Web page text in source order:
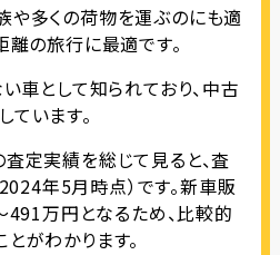
や多くの荷物を運ぶのにも適
離の旅行に最適です。
車として知られており、中古
います。
定実績を総じて見ると、査
年5月時点）です。新車販
万円となるため、比較的
がわかります。